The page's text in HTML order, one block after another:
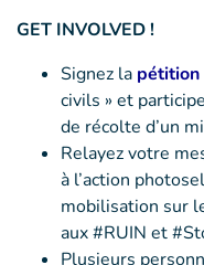
GET INVOLVED !
Signez la pétition
civils » et
de récolte d’un
Relayez votre
à l’action
mobilisation sur
aux #RUIN et
Plusieurs